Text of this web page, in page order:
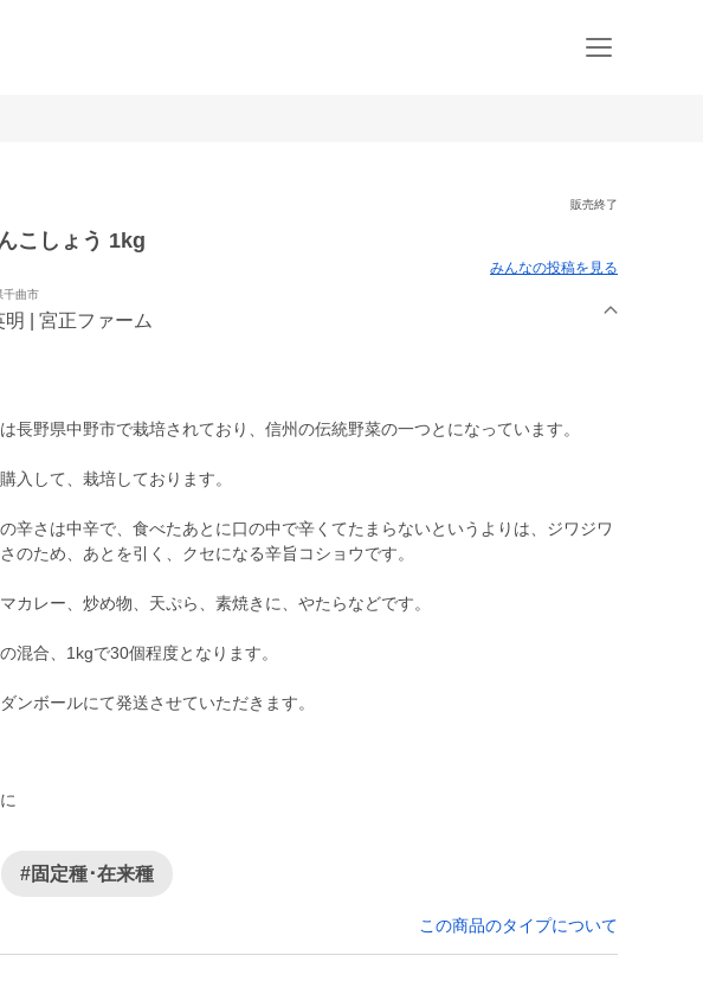
販売終了
こしょう 1kg
みんなの投稿を見る
千曲市
明 | 宮正ファーム
長野県中野市で栽培されており、信州の伝統野菜の一つとになっています。
入して、栽培しております。
辛さは中辛で、食べたあとに口の中で辛くてたまらないというよりは、ジワジワ
のため、あとを引く、クセになる辛旨コショウです。
カレー、炒め物、天ぷら、素焼きに、やたらなどです。
混合、1kgで30個程度となります。
ンボールにて発送させていただきます。
#固定種･在来種
この商品のタイプについて